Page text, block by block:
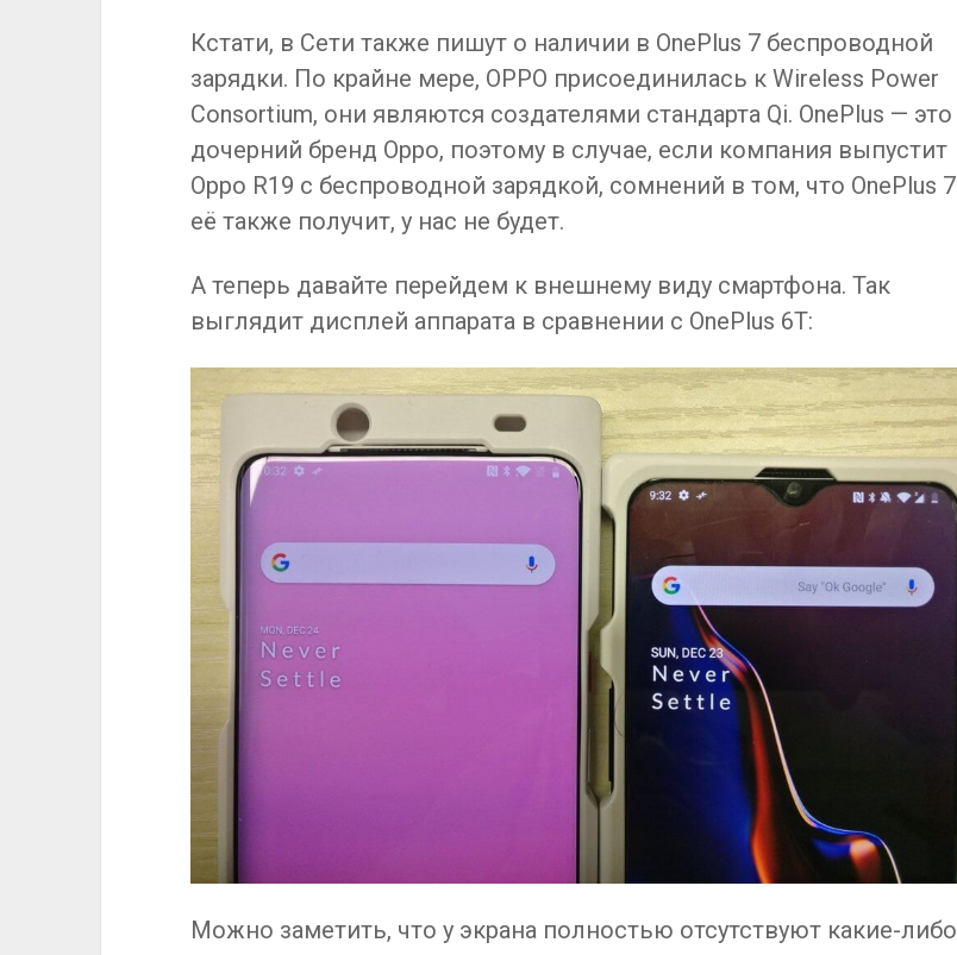
Кстати, в Сети также пишут о наличии в OnePlus 7 беспроводной
зарядки. По крайне мере, OPPO присоединилась к Wireless Power
Consortium, они являются создателями стандарта Qi. OnePlus — это
дочерний бренд Oppo, поэтому в случае, если компания выпустит
Oppo R19 с беспроводной зарядкой, сомнений в том, что OnePlus 7
её также получит, у нас не будет.
А теперь давайте перейдем к внешнему виду смартфона. Так
выглядит дисплей аппарата в сравнении с OnePlus 6T:
Можно заметить, что у экрана полностью отсутствуют какие-либо